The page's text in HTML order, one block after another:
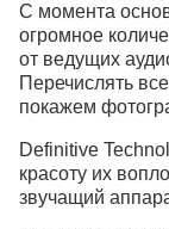
С момента
огромное
от ведущих
Перечислять
покажем
Definitive
красоту их
звучащий